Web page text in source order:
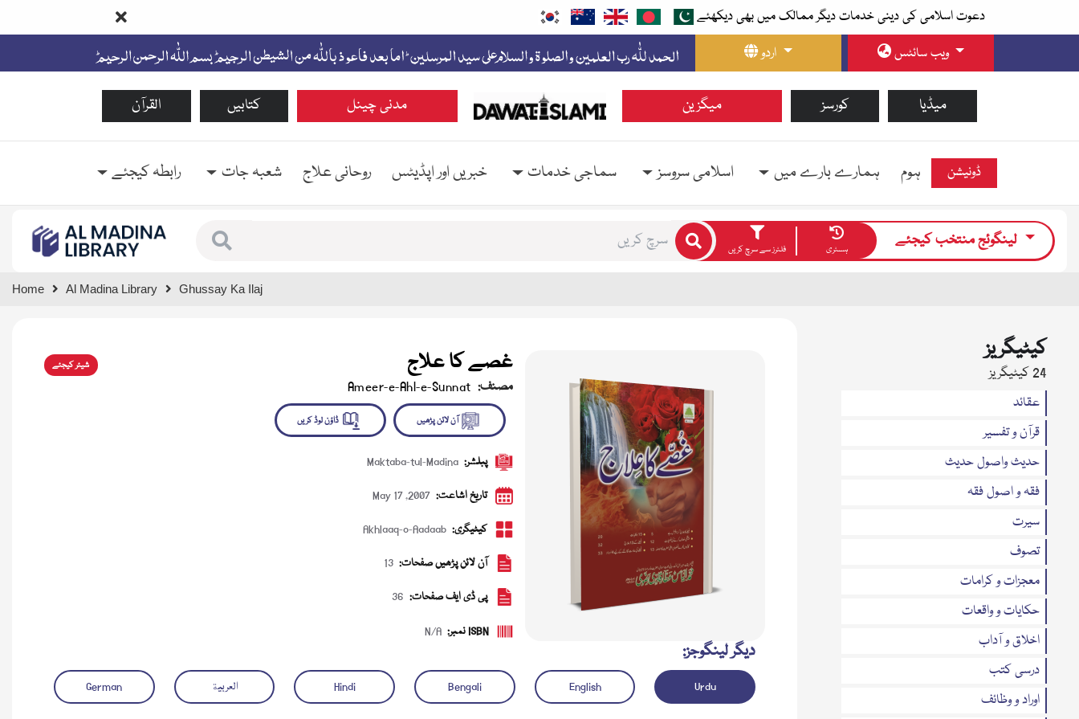
دعوت اسلامی کی دینی خدمات دیگر ممالک میں بھی دیکھئے
اردو
ویب سائٹس
القرآن کتابیں مدنی چینل میگزین کورسز میڈیا
ہوم ہمارے بارے میں اسلامی سروسز سماجی خدمات خبریں اور اپڈیٹس روحانی علاج شعبہ جات رابطہ کیجئے ڈونیشن
فلٹرز سے سرچ کریں ہسٹری لینگوئج منتخب کیجئے
Home Al Madina Library Ghussay Ka Ilaj
کیٹیگریز
24 کیٹیگریز
عقائد
قرآن و تفسیر
حدیث واصول حدیث
فقہ و اصول فقہ
سیرت
تصوف
معجزات و کرامات
حکایات و واقعات
اخلاق و آداب
درسی کتب
اوراد و وظائف
غصے کا علاج شیئر کیجئے
مصنف: Ameer-e-Ahl-e-Sunnat
آن لائن پڑھیں ڈاؤن لوڈ کریں پبلشر: Maktaba-tul-Madina
تاریخ اشاعت: May 17 ,2007
کیٹیگری: Akhlaaq-o-Aadaab
آن لائن پڑھیں صفحات: 13
پی ڈی ایف صفحات: 36
ISBN نمبر: N/A
دیگر لینگوجز:
Urdu
English
Bengali
Hindi العربية German